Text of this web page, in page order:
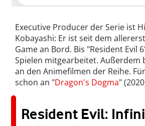
Executive Producer der Serie ist
Kobayashi: Er ist seit dem
Game an Bord. Bis "Resident Evil
Spielen mitgearbeitet. Außerdem
an den Animefilmen der Reihe.
schon an "Dragon's Dogma"
Resident Evil: